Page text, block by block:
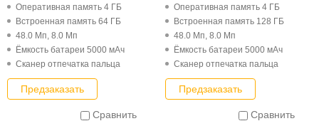
Оперативная память 4 ГБ
Встроенная память 64 ГБ
48.0 Мп, 8.0 Мп
Ёмкость батареи 5000 мАч
Cканер отпечатка пальца
Предзаказать
Сравнить
Оперативная память 4 ГБ
Встроенная память 128 ГБ
48.0 Мп, 8.0 Мп
Ёмкость батареи 5000 мАч
Cканер отпечатка пальца
Предзаказать
Сравнить